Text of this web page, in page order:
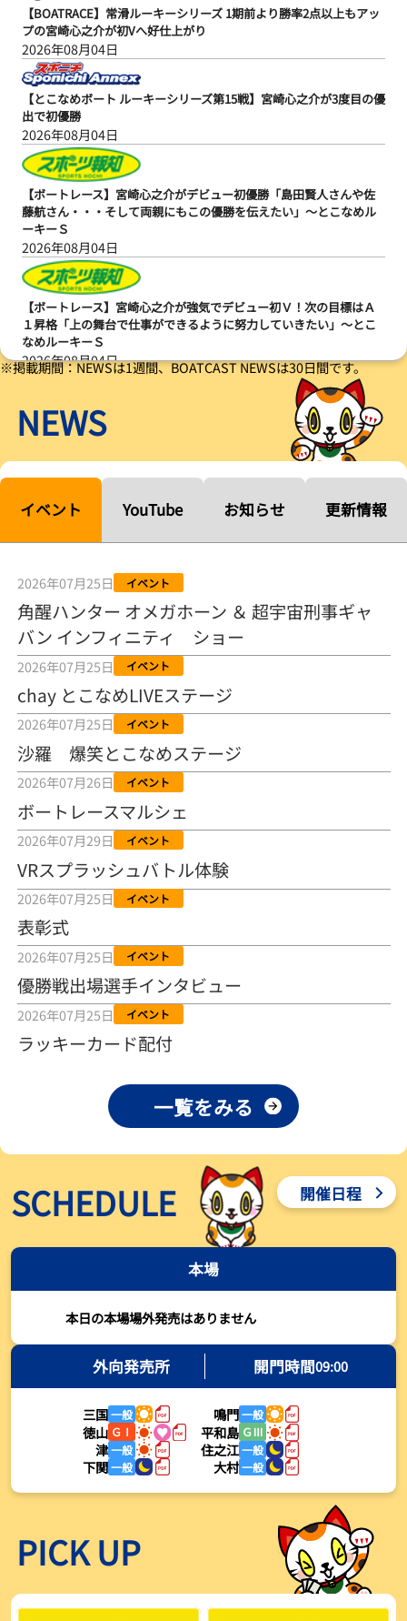
【BOATRACE】常滑ルーキーシリーズ 1期前より勝率2点以上もアッ
プの宮崎心之介が初Vへ好仕上がり
2026年08月04日
【とこなめボート ルーキーシリーズ第15戦】宮崎心之介が3度目の優
出で初優勝
2026年08月04日
【ボートレース】宮崎心之介がデビュー初優勝「島田賢人さんや佐
藤航さん・・・そして両親にもこの優勝を伝えたい」～とこなめル
ーキーＳ
2026年08月04日
【ボートレース】宮崎心之介が強気でデビュー初Ｖ！次の目標はＡ
１昇格「上の舞台で仕事ができるように努力していきたい」～とこ
なめルーキーＳ
2026年08月04日
【ルーキーシリーズ第15戦】塚越海斗「伸びを生かす方向で」4カド
から攻める／とこなめボートレース
【常滑ボート・ルーキーＳ】宮崎心之介 うれしいデビュー初優勝
「このままＡ１になれるように」
2026年08月04日
ド！／常滑ボート
2026年08月04日
【ボートレース】「しょっぱいですね」初優勝の宮崎心之介が水神
祭で満面の笑み／常滑 - 日刊スポーツ
2026年08月04日
【ボート】とこなめルーキーＳ 宮崎心之介がデビューから１年９カ
月で初優勝
2026年08月04日
【ボートレース】12R優勝戦のスタート特訓実施 初Ｖ目指す宮崎心
之介の仕上がり上々／常滑 - 日刊スポーツ
2026年08月04日
【とこなめボート ルーキーシリーズ第15戦】荒木颯斗 当地フレッシ
ュルーキーが初Vで恩返しを
2026年08月03日
【とこなめボート】ういちの「好配招き猫」ルーキーシリーズ第15
戦～自分の収支状況も想定してこそ〝本物の予想〟！／ボートレー
ス
2026年08月03日
【ボートレース】荒木颯斗が地元唯一の優出！３号艇でデビュー初
Ｖ狙う「自分の好きな感じになっている」～とこなめルーキーＳ
【ボートレース】訓練中の大けが乗り越えデビューした宮崎心之介
が初Ｖ王手「１枠なら負けないと思います」～とこなめルーキーＳ
2026年08月03日
【常滑ボート・ルーキーＳ】津田陸翔はリング交換で気配一変「初
優勝目指して頑張ります」
【とこなめボート・岩瀬仁紀さんコラム】最後は塚越海斗に注目、
【ボートレース】荒木颯斗が地元勢でただ１人優出果たす「地元で
初優勝したい」／常滑 - 日刊スポーツ
2026年08月03日
【ボートレース】４枠で優出の塚越海斗が強気節「攻めていくレー
スをします」／常滑 - 日刊スポーツ
2026年08月03日
【ボートレース】広瀬凜が接戦制して２着で優出「出足、回り足は
【とこなめボート】塚越海斗が優勝戦で脅威の伸びを披露する「合
ったときの伸びは自分が一番」
2026年08月03日
※掲載期間：NEWSは1週間、BOATCAST NEWSは30日間です。
NEWS
イベント YouTube お知らせ 更新情報
2026年07月25日 イベント
角醒ハンター オメガホーン ＆ 超宇宙刑事ギャ
バン インフィニティ ショー
2026年07月25日 イベント
chay とこなめLIVEステージ
2026年07月25日 イベント
沙羅 爆笑とこなめステージ
2026年07月26日 イベント
ボートレースマルシェ
2026年07月29日 イベント
VRスプラッシュバトル体験
2026年07月25日 イベント
表彰式
2026年07月25日 イベント
優勝戦出場選手インタビュー
2026年07月25日 イベント
ラッキーカード配付
一覧をみる
SCHEDULE 開催日程
本場
本日の本場場外発売はありません
外向発売所 開門時間09:00
三国一般 鳴門一般
徳山 ＧⅠ 平和島 ＧⅢ
津一般 住之江一般
下関一般 大村一般
PICK UP